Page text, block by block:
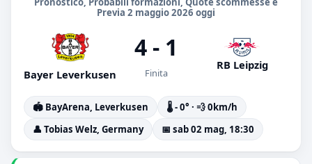
Previa 2 maggio 2026 oggi
Bayer Leverkusen
4 - 1
Finita
RB Leipzig
🏟️ BayArena, Leverkusen
🌡️ - 0° · 💨 0km/h
👤 Tobias Welz, Germany
📅 sab 02 mag, 18:30